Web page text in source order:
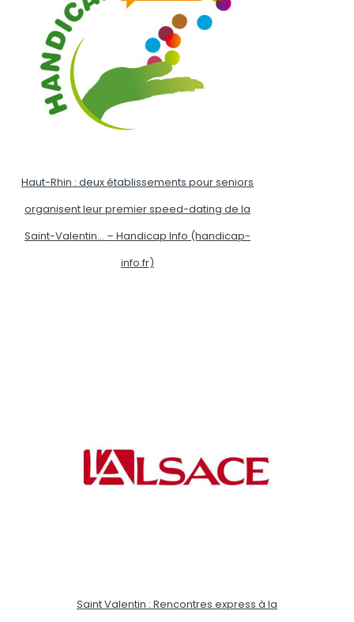
Haut-Rhin : deux établissements pour seniors
organisent leur premier speed-dating de la
Saint-Valentin… – Handicap Info (handicap-
info.fr)
Saint Valentin : Rencontres express à la